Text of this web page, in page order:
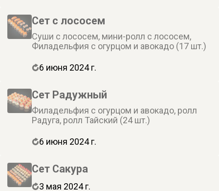
Cет с лососем
Суши с лососем, мини-ролл с лососем,
Филадельфия с огурцом и авокадо (17 шт.)
6 июня 2024 г.
Сет Радужный
Филадельфия с огурцом и авокадо, ролл
Радуга, ролл Тайский (24 шт.)
6 июня 2024 г.
Cет Сакура
3 мая 2024 г.